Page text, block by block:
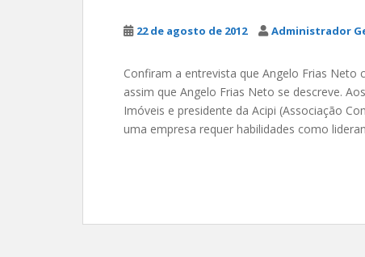
22 de agosto de 2012 Administrador
Confiram a entrevista que Angelo Frias
assim que Angelo Frias Neto se descreve.
Imóveis e presidente da Acipi (Associação
uma empresa requer habilidades como